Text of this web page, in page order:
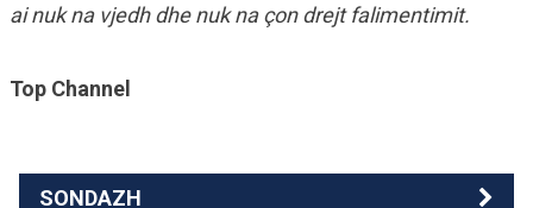
ai nuk na vjedh dhe nuk na çon drejt falimentimit.
Top Channel
SONDAZH